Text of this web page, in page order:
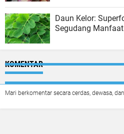
Daun Kelor:
Segudang
KOMENTAR
Mari berkomentar secara cerdas, dewasa,